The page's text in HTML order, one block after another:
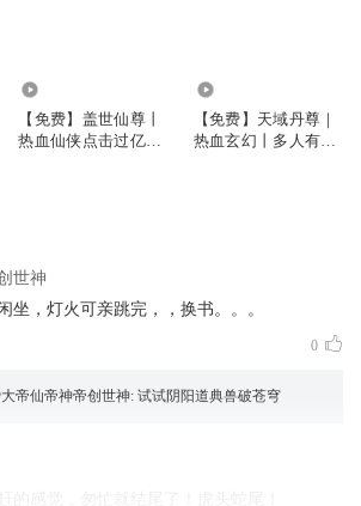
【免费】盖世仙尊丨
热血仙侠点击过亿丨
【免费】天域丹尊｜
热血玄幻丨多人有声
世神
坐，灯火可亲跳完，，换书。。。
0
大帝仙帝神帝创世神: 试试阴阳道典兽破苍穹